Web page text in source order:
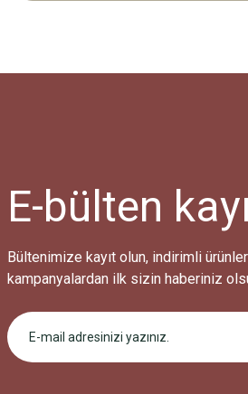
E-bülten
Bültenimize kayıt olun, indirimli
kampanyalardan ilk sizin haberiniz